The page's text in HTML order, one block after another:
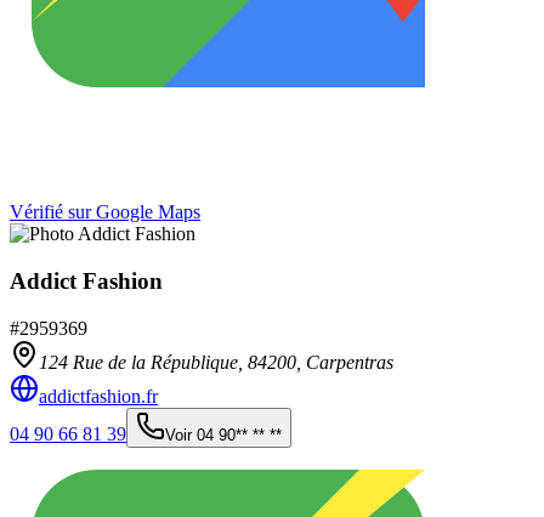
Vérifié sur Google Maps
Addict Fashion
#2959369
124 Rue de la République, 84200 Carpentras
addictfashion.fr
04 90 66 81 39
Voir 04 90** ** **